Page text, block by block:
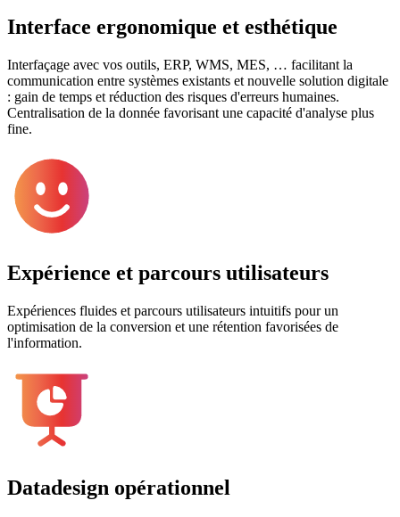
Interface ergonomique et esthétique
Interfaçage avec vos outils, ERP, WMS, MES, … facilitant la
communication entre systèmes existants et nouvelle solution digitale
: gain de temps et réduction des risques d'erreurs humaines.
Centralisation de la donnée favorisant une capacité d'analyse plus
fine.
Expérience et parcours utilisateurs
Expériences fluides et parcours utilisateurs intuitifs pour un
optimisation de la conversion et une rétention favorisées de
l'information.
Datadesign opérationnel